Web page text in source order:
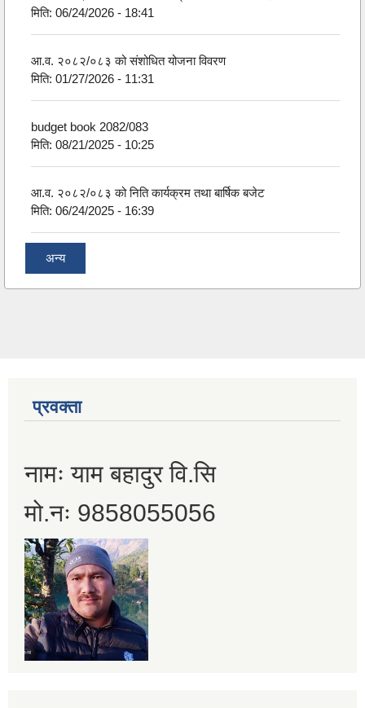
मिति:06/24/2026 - 18:41
आ.व. २०८२/०८३ को संशोधित योजना विवरण
मिति:01/27/2026 - 11:31
budget book 2082/083
मिति:08/21/2025 - 10:25
आ.व. २०८२/०८३ को निति कार्यक्रम तथा बार्षिक बजेट
मिति:06/24/2025 - 16:39
अन्य
प्रवक्ता
नामः याम बहादुर वि.सि
मो.नः 9858055056